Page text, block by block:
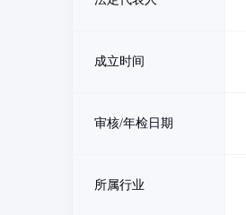
成立时间
审核/年检日期
所属行业